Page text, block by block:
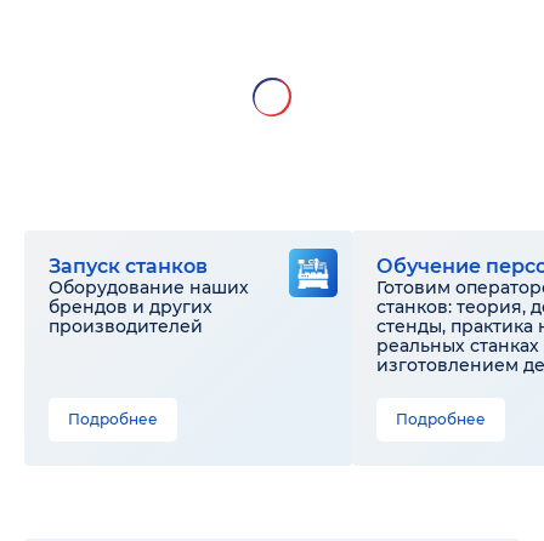
Запуск станков
Оборудование наших
брендов и других
производителей
Подробнее
Обучение
Готовим
станков: теория,
стенды, практика
реальных станках
изготовлением
Подробнее